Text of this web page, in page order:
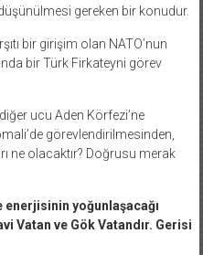
gereken bir konudur.
bir girişim olan NATO’nun
bir Türk Firkateyni görev
diğer ucu Aden Körfezi’ne
görevlendirilmesinden,
ne olacaktır? Doğrusu merak
enerjisinin yoğunlaşacağı
Vatan ve Gök Vatandır. Gerisi